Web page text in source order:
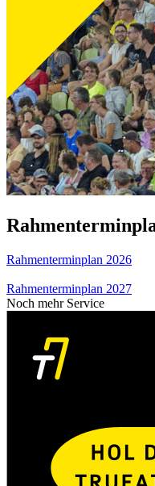
Rahmenterminplan 2026
Rahmenterminplan 2027
Noch mehr Service